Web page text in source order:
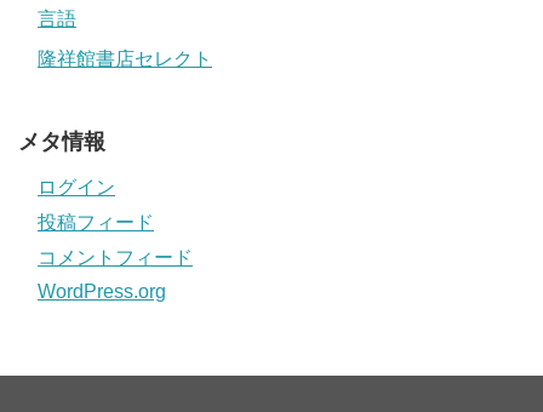
言語
隆祥館書店セレクト
メタ情報
ログイン
投稿フィード
コメントフィード
WordPress.org